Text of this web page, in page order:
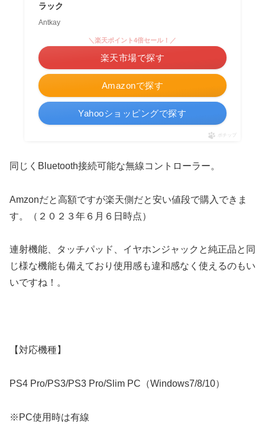
ラック
Antkay
Amazonで探す
＼楽天ポイント4倍セール！／
楽天市場で探す
Yahooショッピングで探す
ポチップ
同じくBluetooth接続可能な無線コントローラー。
Amzonだと高額ですが楽天側だと安い値段で購入できま
す。（２０２３年６月６日時点）
連射機能、タッチパッド、イヤホンジャックと純正品と同
じ様な機能も備えており使用感も違和感なく使えるのもい
いですね！。
【対応機種】
PS4 Pro/PS3/PS3 Pro/Slim PC（Windows7/8/10）
※PC使用時は有線